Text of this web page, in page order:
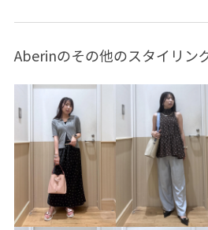
VIS ウェーブ ブルべ冬
テーラードジャケット スカート
ショルダーバッグ シューズ
ファッション雑貨 ベルト
BVK16140 BVV36200
Aberinのその他のスタイリン